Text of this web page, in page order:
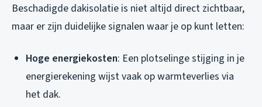
Beschadigde dakisolatie is niet altijd direct zichtbaar,
maar er zijn duidelijke signalen waar je op kunt letten:
Hoge energiekosten: Een plotselinge stijging in je
energierekening wijst vaak op warmteverlies via
het dak.